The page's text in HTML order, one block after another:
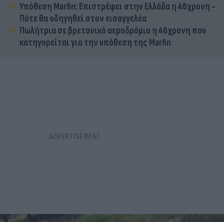
Υπόθεση Marfin: Επιστρέφει στην Ελλάδα η 46χρονη -
Πότε θα οδηγηθεί στον εισαγγελέα
Πωλήτρια σε βρετανικό αεροδρόμιο η 46χρονη που
κατηγορείται για την υπόθεση της Marfin